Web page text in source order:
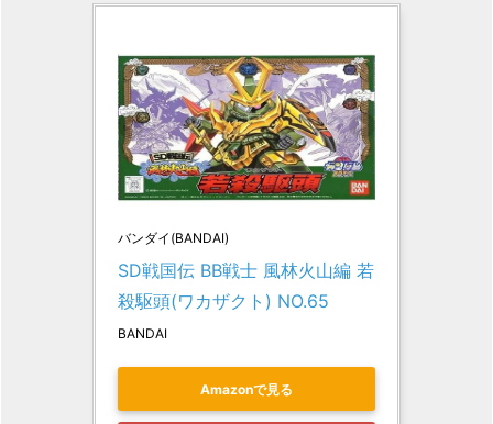
バンダイ(BANDAI)
SD戦国伝 BB戦士 風林火山編 若
殺駆頭(ワカザクト) NO.65
BANDAI
Amazonで見る